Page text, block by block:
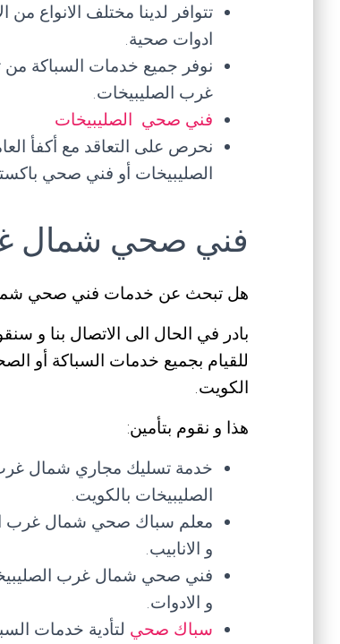
تتوافر لدينا مختلف الانواع
ادوات صحية.
نوفر جميع خدمات السباكة من
غرب الصليبيخات.
فني صحي الصليبيخات
نحرص على التعاقد مع أكفأ
الصليبيخات أو فني صحي
فني صحي شمال
هل تبحث عن خدمات فني صحي
بادر في الحال الى الاتصال بنا و
للقيام بجميع خدمات السباكة أو
الكويت.
هذا و نقوم بتأمين:
خدمة تسليك مجاري شمال غرب
الصليبيخات بالكويت.
معلم سباك صحي شمال غرب
و الانابيب.
فني صحي شمال غرب
و الادوات.
سباك صحي لتأدية خدمات